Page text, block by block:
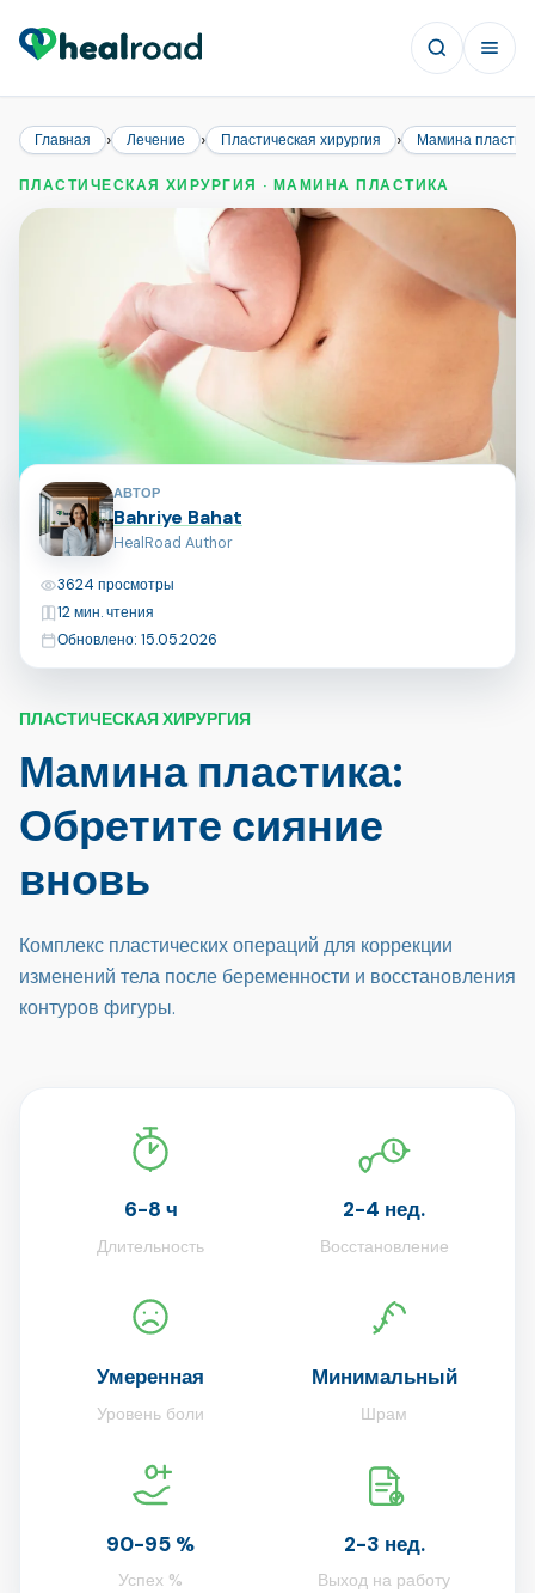
Главная › Лечение › Пластическая хирургия › Мамина
ПЛАСТИЧЕСКАЯ ХИРУРГИЯ · МАМИНА ПЛАСТИКА
ПЛАСТИЧЕСКАЯ ХИРУРГИЯ
Мамина пластика:
Обретите сияние
вновь
Комплекс пластических операций для коррекции
изменений тела после беременности и восстановления
контуров фигуры.
Авторы страницы
АВТОР
Bahriye Bahat
HealRoad Author
Просмотры
3624 просмотры
Время чтения
12 мин. чтения
Последнее обновление
Обновлено: 15.05.2026
6-8 ч
Длительность
2-4 нед.
Восстановление
Умеренная
Уровень боли
Минимальный
Шрам
90-95 %
Успех %
2-3 нед.
Выход на работу